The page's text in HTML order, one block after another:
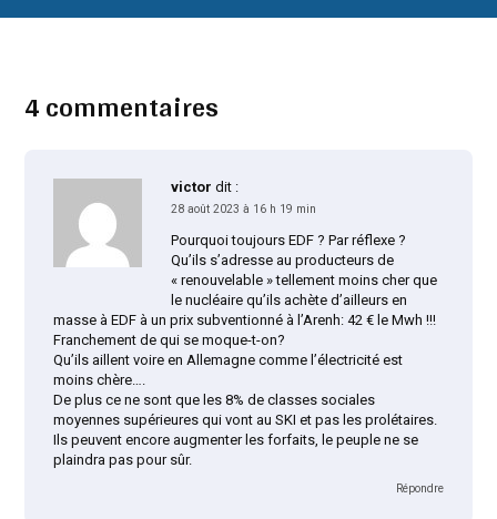
4 commentaires
victor dit :
28 août 2023 à 16 h 19 min
Pourquoi toujours EDF ? Par réflexe ?
Qu’ils s’adresse au producteurs de
« renouvelable » tellement moins cher que
le nucléaire qu’ils achète d’ailleurs en
masse à EDF à un prix subventionné à l’Arenh: 42 € le Mwh !!!
Franchement de qui se moque-t-on?
Qu’ils aillent voire en Allemagne comme l’électricité est
moins chère….
De plus ce ne sont que les 8% de classes sociales
moyennes supérieures qui vont au SKI et pas les prolétaires.
Ils peuvent encore augmenter les forfaits, le peuple ne se
plaindra pas pour sûr.
Répondre